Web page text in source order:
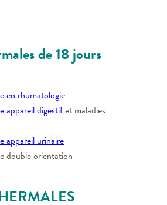
de 18 jours
en rhumatologie
appareil digestifet maladies
appareil urinaire
double orientation